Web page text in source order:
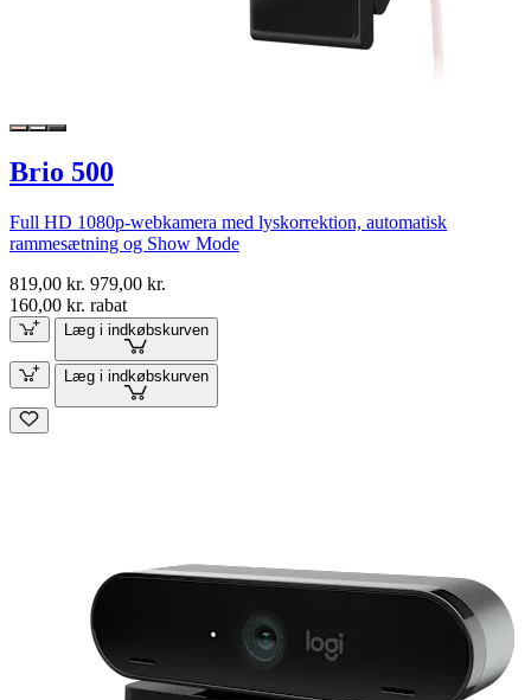
Brio 500
Full HD 1080p-webkamera med lyskorrektion, automatisk
rammesætning og Show Mode
819,00 kr. 979,00 kr.
160,00 kr. rabat
Læg i indkøbskurven
Læg i indkøbskurven